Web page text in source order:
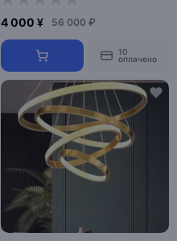
4 000 ¥ 56 000 ₽
10
оплачено